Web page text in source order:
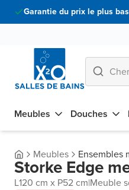
Garantie du prix le plus bas
Meubles Douches
Meubles Ensembles
Storke Edge
L120 cm x P52 cm|Meuble